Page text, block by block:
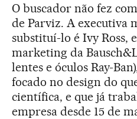
O buscador não fez
de Parviz. A executiva
substituí-lo é Ivy Ross,
marketing da
lentes e óculos Ray-
focado no design do
científica, e que já
empresa desde 15 de